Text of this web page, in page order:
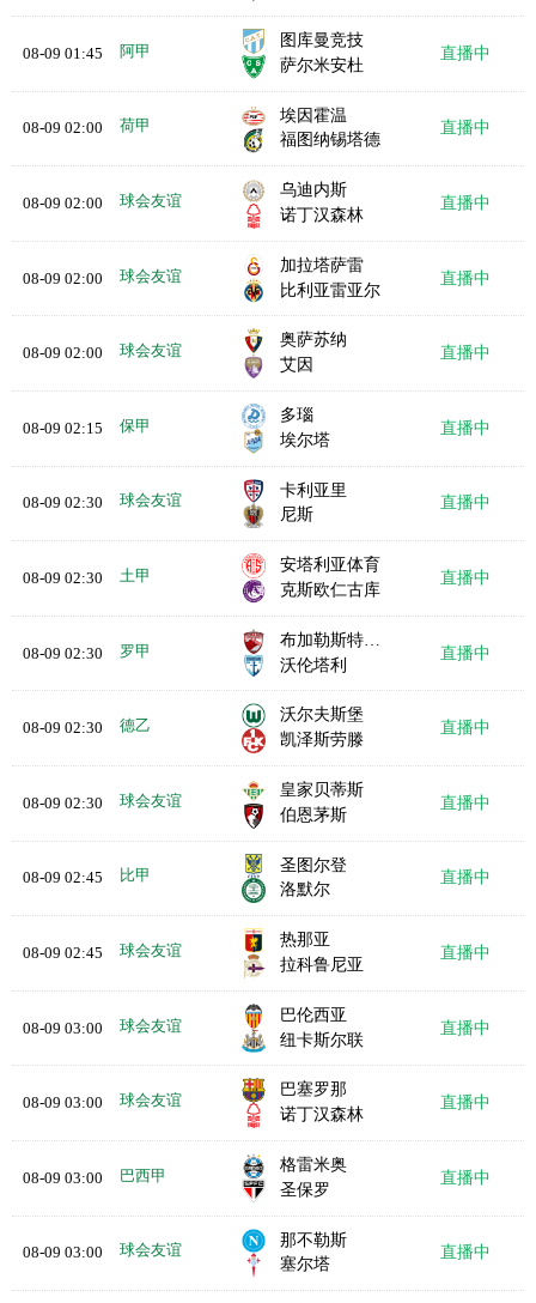
08-09 01:45 阿甲
图库曼竞技
萨尔米安杜
直播中
08-09 02:00 荷甲
埃因霍温
福图纳锡塔德
直播中
08-09 02:00 球会友谊
乌迪内斯
诺丁汉森林
直播中
08-09 02:00 球会友谊
加拉塔萨雷
比利亚雷亚尔
直播中
08-09 02:00 球会友谊
奥萨苏纳
艾因
直播中
08-09 02:15 保甲
多瑙
埃尔塔
直播中
08-09 02:30 球会友谊
卡利亚里
尼斯
直播中
08-09 02:30 土甲
安塔利亚体育
克斯欧仁古库
直播中
08-09 02:30 罗甲
布加勒斯特迪纳摩
沃伦塔利
直播中
08-09 02:30 德乙
沃尔夫斯堡
凯泽斯劳滕
直播中
08-09 02:30 球会友谊
皇家贝蒂斯
伯恩茅斯
直播中
08-09 02:45 比甲
圣图尔登
洛默尔
直播中
08-09 02:45 球会友谊
热那亚
拉科鲁尼亚
直播中
08-09 03:00 球会友谊
巴伦西亚
纽卡斯尔联
直播中
08-09 03:00 球会友谊
巴塞罗那
诺丁汉森林
直播中
08-09 03:00 巴西甲
格雷米奥
圣保罗
直播中
08-09 03:00 球会友谊
那不勒斯
塞尔塔
直播中